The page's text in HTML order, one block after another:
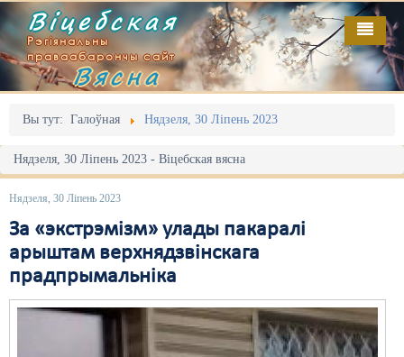
Віцебская
Рэгіянальны
праваабарончы сайт
Вясна
Вы тут: Галоўная Нядзеля, 30 Ліпень 2023
Нядзеля, 30 Ліпень 2023 - Віцебская вясна
Нядзеля, 30 Ліпень 2023
За «экстрэмізм» улады пакаралі
арыштам верхнядзвінскага
прадпрымальніка
Галоўная
Адміністрацыйны перасьлед
Акцыі
Выбары
Грамадзянскія ініцыятывы
Дзяржава
Выданьні
Відэа
Пра нас
RSS